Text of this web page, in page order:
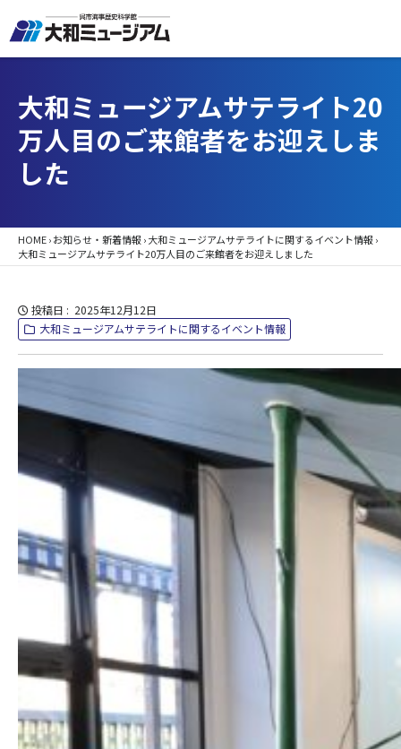
大和ミュージアムサテライト20
万人目のご来館者をお迎えしま
した
HOME›お知らせ・新着情報 ›大和ミュージアムサテライトに関するイベント情報 ›
大和ミュージアムサテライト20万人目のご来館者をお迎えしました
投稿日
2025年12月12日
大和ミュージアムサテライトに関するイベント情報